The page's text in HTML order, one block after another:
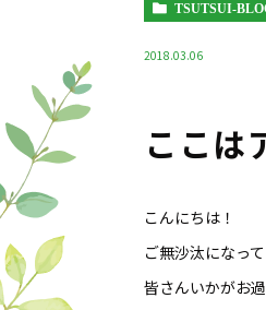
TSUTSUI-
2018.03.06
ここは
こんにちは！
ご無沙汰になっ
皆さんいかがお